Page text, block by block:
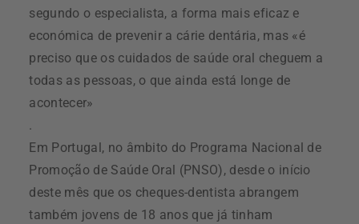
segundo o especialista, a forma mais eficaz e
económica de prevenir a cárie dentária, mas «é
preciso que os cuidados de saúde oral cheguem a
todas as pessoas, o que ainda está longe de
acontecer»
.
Em Portugal, no âmbito do Programa Nacional de
Promoção de Saúde Oral (PNSO), desde o início
deste mês que os cheques-dentista abrangem
também jovens de 18 anos que já tinham